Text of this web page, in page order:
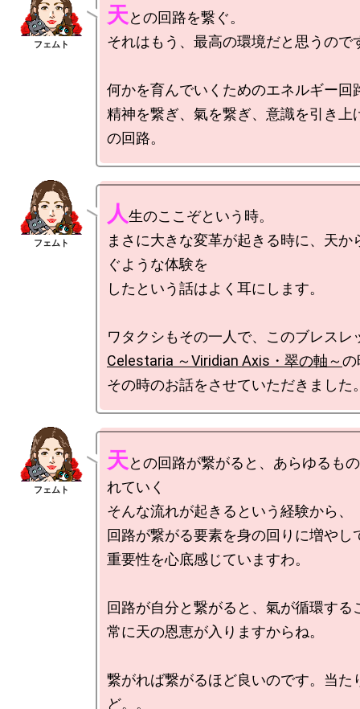
天との回路を繋ぐ。
それはもう、最高の環境だと思うので
何かを育んでいくためのエネルギー回
精神を繋ぎ、氣を繋ぎ、意識を引き上
人生のここぞという時。
まさに大きな変革が起きる時に、天か
ぐような体験を
したという話はよく耳にします。
Celestaria ～Viridian Axis・翠の軸～の
天との回路が繋がると、あらゆるも
れていく
そんな流れが起きるという経験から、
回路が繋がる要素を身の回りに増やし
重要性を心底感じていますわ。
回路が自分と繋がると、氣が循環する
常に天の恩恵が入りますからね。
繋がれば繋がるほど良いのです。当た